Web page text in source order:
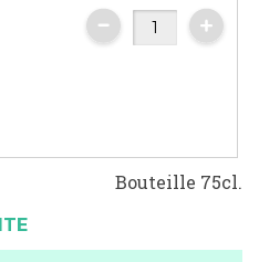
Bouteille 75cl.